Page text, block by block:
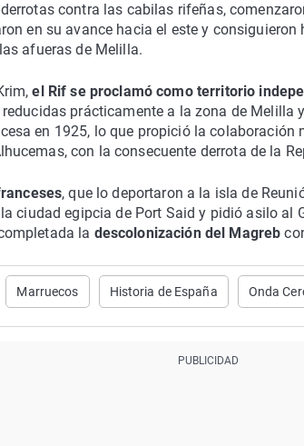
contra las cabilas rifeñas,
en su avance hacia el este y
afueras de Melilla.
el Rif se proclamó como territorio
prácticamente a la zona de Melilla
en 1925, lo que propició la colaboración
con la consecuente derrota de la
, que lo deportaron a la isla de
ciudad egipcia de Port Said y pidió asilo al
la descolonización del Magreb
Marruecos Historia de España Onda